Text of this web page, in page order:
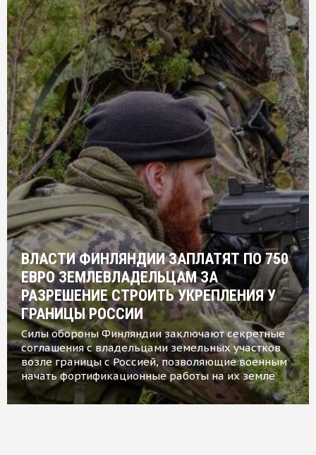
ВЛАСТИ ФИНЛЯНДИИ ЗАПЛАТЯТ ПО 750
ЕВРО ЗЕМЛЕВЛАДЕЛЬЦАМ ЗА
РАЗРЕШЕНИЕ СТРОИТЬ УКРЕПЛЕНИЯ У
ГРАНИЦЫ РОССИИ
Силы обороны Финляндии заключают секретные
соглашения с владельцами земельных участков
возле границы с Россией, позволяющие военным
начать фортификационные работы на их земле